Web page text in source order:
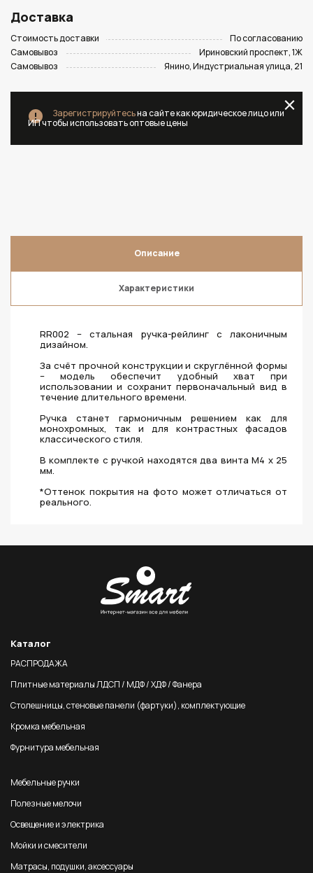
Доставка
Стоимость доставки
По согласованию
Самовывоз
Ириновский проспект, 1Ж
Самовывоз
Янино, Индустриальная улица, 21
Зарегистрируйтесьна сайте как юридическое лицо или
ИП чтобы использовать оптовые цены
Описание
Характеристики
RR002 – стальная ручка-рейлинг с лаконичным
дизайном.
За счёт прочной конструкции и скруглённой формы
– модель обеспечит удобный хват при
использовании и сохранит первоначальный вид в
течение длительного времени.
Ручка станет гармоничным решением как для
монохромных, так и для контрастных фасадов
классического стиля.
В комплекте с ручкой находятся два винта M4 x 25
мм.
*Оттенок покрытия на фото может отличаться от
реального.
Каталог
РАСПРОДАЖА
Плитные материалы ЛДСП / МДФ / ХДФ / Фанера
Столешницы, стеновые панели (фартуки), комплектующие
Кромка мебельная
Фурнитура мебельная
Мебельные ручки
Полезные мелочи
Освещение и электрика
Мойки и смесители
Матрасы, подушки, аксессуары